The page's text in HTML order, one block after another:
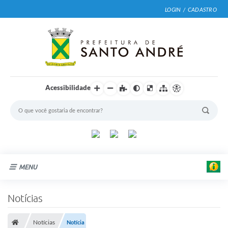
LOGIN / CADASTRO
Acessibilidade
MENU
Notícias
Notícias Notícia